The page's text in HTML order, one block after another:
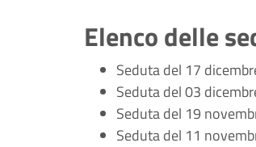
Elenco delle
Seduta del 17
Seduta del 03
Seduta del 19
Seduta del 11